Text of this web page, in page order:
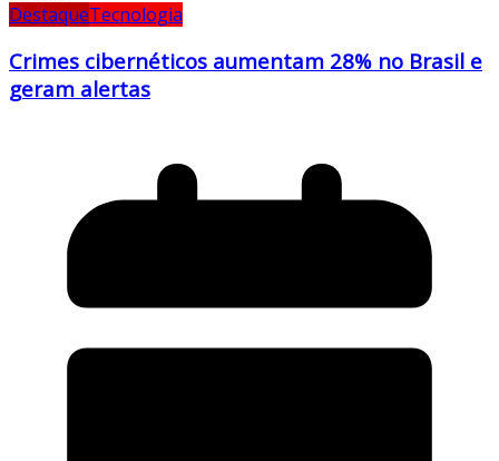
DestaqueTecnologia
Crimes cibernéticos aumentam 28% no Brasil e
geram alertas